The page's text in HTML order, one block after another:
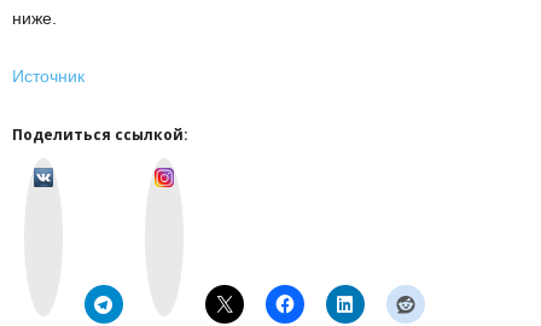
ниже.
Источник
Поделиться ссылкой: